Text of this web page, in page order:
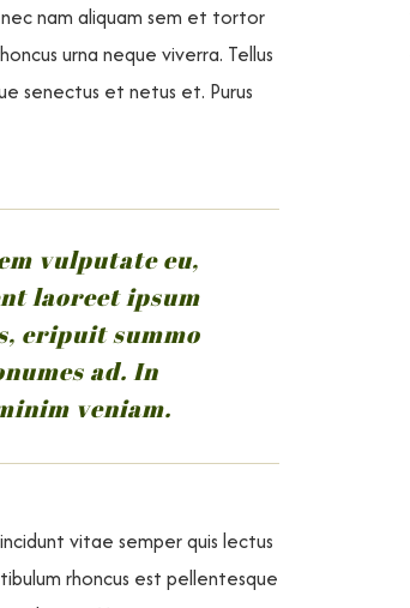
nam aliquam sem et tortor
urna neque viverra. Tellus
senectus et netus et. Purus
vulputate eu,
laoreet ipsum
eripuit summo
ad. In
veniam.
vitae semper quis lectus
rhoncus est pellentesque